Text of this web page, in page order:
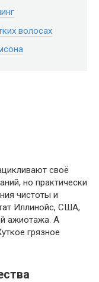
волосах
своё
но практически
чистоты и
Иллинойс, США,
ажиотажа. А
грязное